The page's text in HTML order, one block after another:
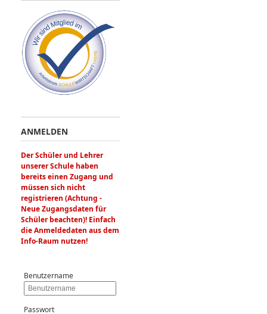
ANMELDEN
Der Schüler und Lehrer
unserer Schule haben
bereits einen Zugang und
müssen sich nicht
registrieren (Achtung -
Neue Zugangsdaten für
Schüler beachten)! Einfach
die Anmeldedaten aus dem
Info-Raum nutzen!
Benutzername
Passwort